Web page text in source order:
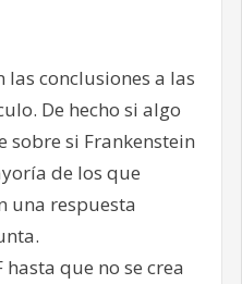
las conclusiones a las
De hecho si algo
sobre si Frankenstein
de los que
una respuesta
que no se crea